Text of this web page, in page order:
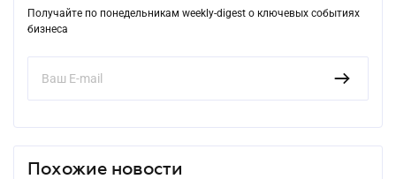
Получайте по понедельникам weekly-digest о ключевых событиях
бизнеса
Похожие новости